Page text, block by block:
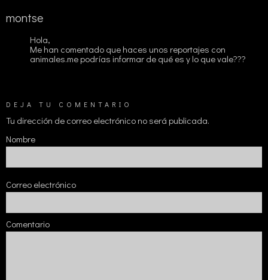
montse
Hola,
Me han comentado que haces unos reportajes con
animales.me podrías informar de qué es y lo que vale???
DEJA TU COMENTARIO
Tu dirección de correo electrónico no será publicada.
Nombre
Correo electrónico
Comentario